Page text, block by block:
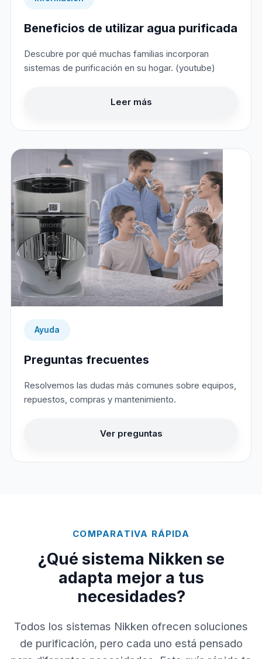
Beneficios de utilizar agua purificada
Descubre por qué muchas familias incorporan
sistemas de purificación en su hogar. (youtube)
Leer más
Ayuda
Preguntas frecuentes
Resolvemos las dudas más comunes sobre equipos,
repuestos, compras y mantenimiento.
Ver preguntas
COMPARATIVA RÁPIDA
¿Qué sistema Nikken se
adapta mejor a tus
necesidades?
Todos los sistemas Nikken ofrecen soluciones
de purificación, pero cada uno está pensado